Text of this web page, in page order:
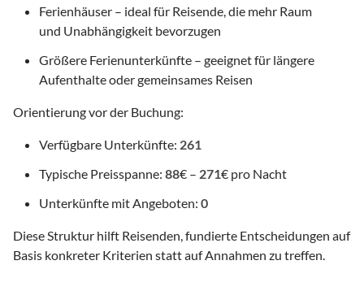
Ferienhäuser – ideal für Reisende, die mehr Raum
und Unabhängigkeit bevorzugen
Größere Ferienunterkünfte – geeignet für längere
Aufenthalte oder gemeinsames Reisen
Orientierung vor der Buchung:
Verfügbare Unterkünfte: 261
Typische Preisspanne: 88€ – 271€ pro Nacht
Unterkünfte mit Angeboten: 0
Diese Struktur hilft Reisenden, fundierte Entscheidungen auf
Basis konkreter Kriterien statt auf Annahmen zu treffen.